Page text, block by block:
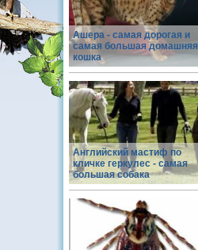
Ашера - самая дорогая и
самая большая домашняя
кошка
Английский мастиф по
кличке геркулес - самая
большая собака